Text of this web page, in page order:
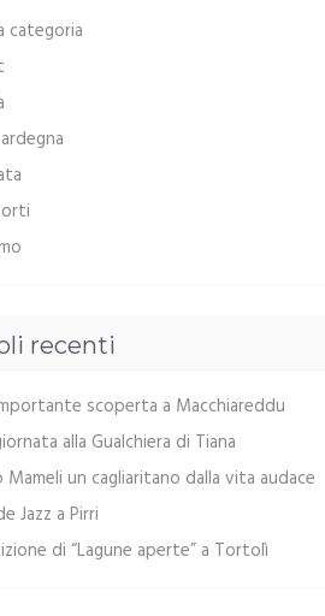
categoria
recenti
scoperta a Macchiareddu
alla Gualchiera di Tiana
Mameli un cagliaritano dalla vita audace
Jazz a Pirri
di “Lagune aperte” a Tortolì